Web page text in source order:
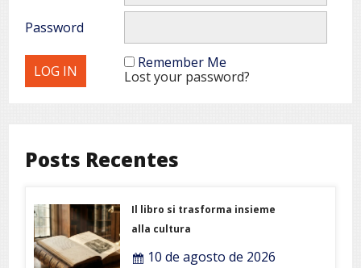
Password
Remember Me
Lost your password?
Posts Recentes
Il libro si trasforma insieme
alla cultura
10 de agosto de 2026